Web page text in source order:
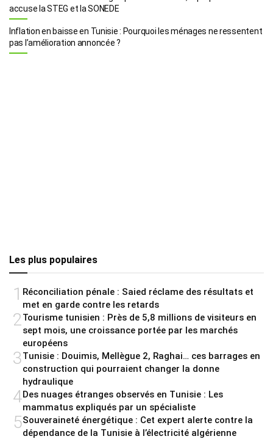
accuse la STEG et la SONEDE
Inflation en baisse en Tunisie : Pourquoi les ménages ne ressentent
pas l’amélioration annoncée ?
Les plus populaires
1 Réconciliation pénale : Saied réclame des résultats et
met en garde contre les retards
2Tourisme tunisien : Près de 5,8 millions de visiteurs en
sept mois, une croissance portée par les marchés
européens
3Tunisie : Douimis, Mellègue 2, Raghai… ces barrages en
construction qui pourraient changer la donne
hydraulique
4Des nuages étranges observés en Tunisie : Les
mammatus expliqués par un spécialiste
5Souveraineté énergétique : Cet expert alerte contre la
dépendance de la Tunisie à l’électricité algérienne